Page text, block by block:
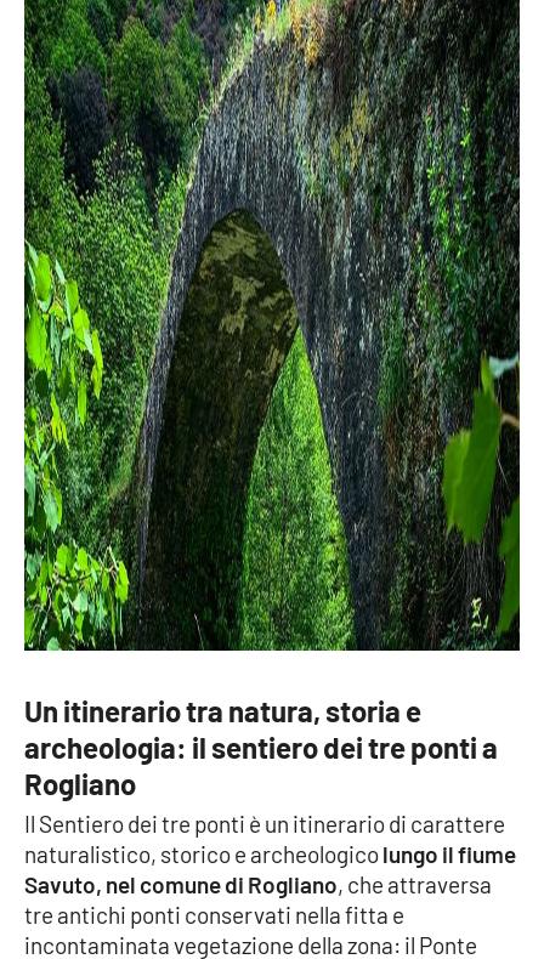
Le perfidie di Antonella Grippo
Venti di comunicazione
STREAMING
LaC TV
LaC Network
LaC OnAir
EDIZIONI
LOCALI
Catanzaro
Crotone
Vibo Valentia
Cosenza
Lamezia Terme
PROGETTI
SPECIALI
Un itinerario tra natura, storia e
archeologia: il sentiero dei tre ponti a
Rogliano
Il Sentiero dei tre ponti è un itinerario di carattere
naturalistico, storico e archeologicolungo il fiume
Savuto, nel comune di Rogliano, che attraversa
tre antichi ponti conservati nella fitta e
incontaminata vegetazione della zona: il Ponte